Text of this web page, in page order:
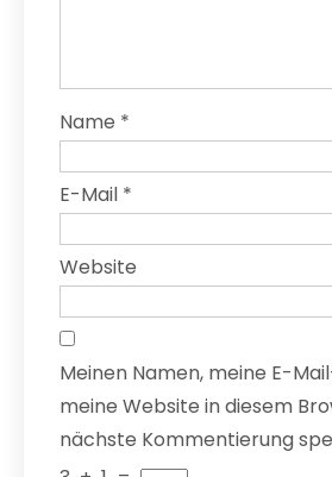
Name *
E-Mail *
Website
Meinen Namen, meine E-
meine Website in diesem
nächste Kommentierung